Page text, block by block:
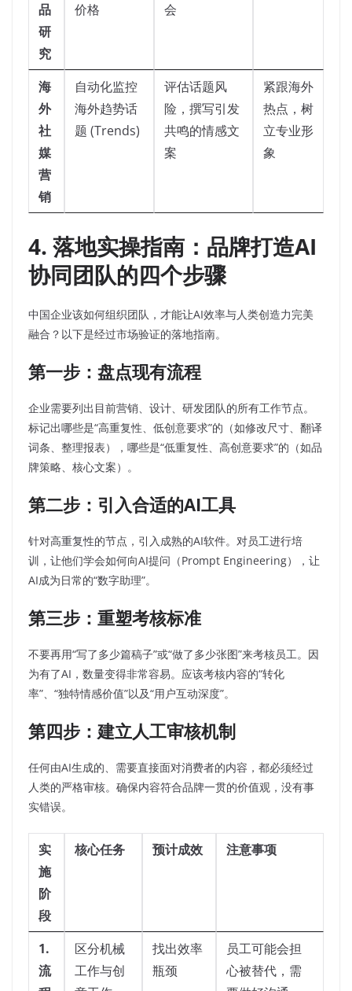
品
研
究
价格
会
海
外
社
媒
营
销
自动化监控
海外趋势话
题 (Trends)
评估话题风
险，撰写引发
共鸣的情感文
案
紧跟海外
热点，树
立专业形
象
4. 落地实操指南：品牌打造AI
协同团队的四个步骤
中国企业该如何组织团队，才能让AI效率与人类创造力完美
融合？以下是经过市场验证的落地指南。
第一步：盘点现有流程
企业需要列出目前营销、设计、研发团队的所有工作节点。
标记出哪些是“高重复性、低创意要求”的（如修改尺寸、翻译
词条、整理报表），哪些是“低重复性、高创意要求”的（如品
牌策略、核心文案）。
第二步：引入合适的AI工具
针对高重复性的节点，引入成熟的AI软件。对员工进行培
训，让他们学会如何向AI提问（Prompt Engineering），让
AI成为日常的“数字助理”。
第三步：重塑考核标准
不要再用“写了多少篇稿子”或“做了多少张图”来考核员工。因
为有了AI，数量变得非常容易。应该考核内容的“转化
率”、“独特情感价值”以及“用户互动深度”。
第四步：建立人工审核机制
任何由AI生成的、需要直接面对消费者的内容，都必须经过
人类的严格审核。确保内容符合品牌一贯的价值观，没有事
实错误。
实
施
阶
段
核心任务 预计成效 注意事项
1.
流
区分机械
工作与创
找出效率
瓶颈
员工可能会担
心被替代，需